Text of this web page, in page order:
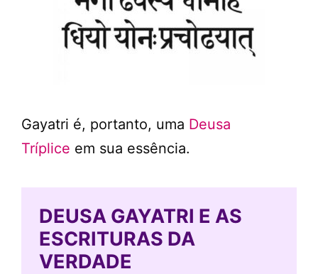
Gayatri é, portanto, uma Deusa
Tríplice em sua essência.
DEUSA GAYATRI E AS
ESCRITURAS DA
VERDADE